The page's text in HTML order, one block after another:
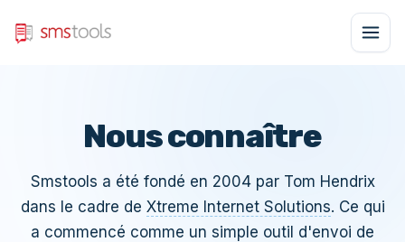
Nous connaître
Smstools a été fondé en 2004 par Tom Hendrix
dans le cadre de Xtreme Internet Solutions. Ce qui
a commencé comme un simple outil d'envoi de